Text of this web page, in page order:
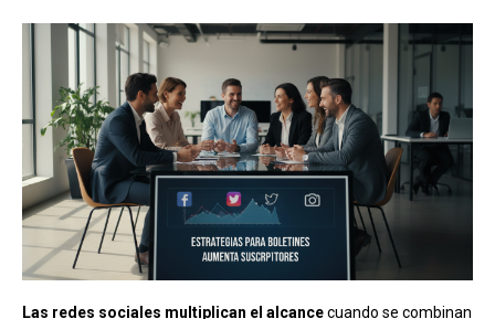
Las redes sociales multiplican el alcancecuando se combinan